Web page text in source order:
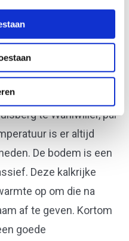
op de berg,
waardoor er goede
liggen beschut
te Wahlwiller, pal
is er altijd
De bodem is een
Deze kalkrijke
op om die na
af te geven. Kortom
goede